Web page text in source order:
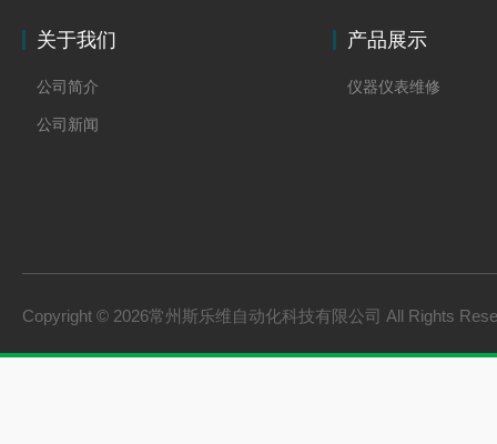
关于我们
公司简介
公司新闻
产品展示
仪器仪表维修
Copyright © 2026常州斯乐维自动化科技有限公司 All Rights